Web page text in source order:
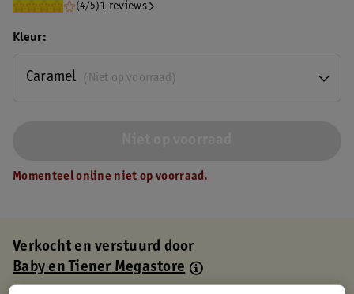
(4/5)1 reviews
Kleur
(Niet op voorraad)
Caramel
Momenteel online niet op voorraad.
Verkocht en verstuurd door
Baby en Tiener Megastore